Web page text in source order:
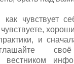
чувствует
и
вестником